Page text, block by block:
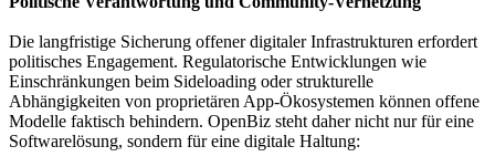
Die langfristige Sicherung offener digitaler Infrastrukturen erfordert
politisches Engagement. Regulatorische Entwicklungen wie
Einschränkungen beim Sideloading oder strukturelle
Abhängigkeiten von proprietären App-Ökosystemen können offene
Modelle faktisch behindern. OpenBiz steht daher nicht nur für eine
Softwarelösung, sondern für eine digitale Haltung: